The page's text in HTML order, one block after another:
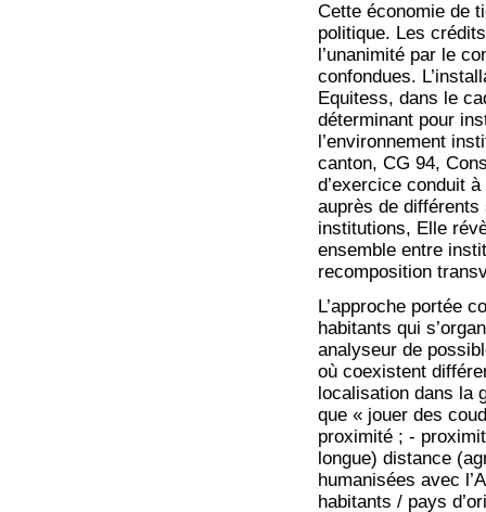
Cette économie de
politique. Les
l’unanimité par le
confondues.
Equitess, dans le
déterminant pour
l’environnement
canton, CG 94,
d’exercice conduit
auprès de
institutions, Elle
ensemble entre
recomposition
L’approche portée
habitants qui
analyseur de
où coexistent
localisation dans la
que « jouer des
proximité ; -
longue) distance
humanisées avec
habitants / pays